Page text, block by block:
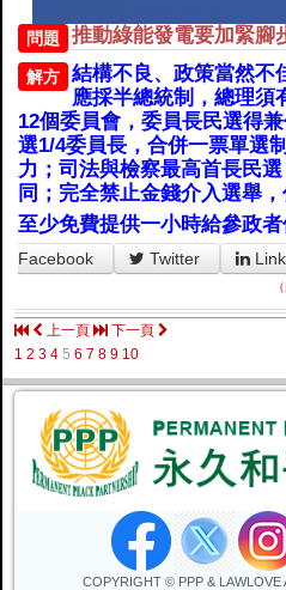
問題 推動綠能發電要加緊腳
解方
結構不良、政策當然不
應採半總統制，總理須
12個委員會，委員長民選得
選1/4委員長，合併一票單選
力；司法與檢察最高首長民
同；完全禁止金錢介入選舉
至少免費提供一小時給參政者
Facebook Twitter
上一頁
下一頁
1 2 3 4 5 6 7 8 9 10
COPYRIGHT © PPP & LAWLOVE